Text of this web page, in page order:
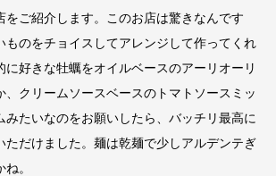
ご紹介します。このお店は驚きなんです
ものをチョイスしてアレンジして作ってくれ
に好きな牡蠣をオイルベースのアーリオーリ
、クリームソースベースのトマトソースミッ
みたいなのをお願いしたら、バッチリ最高に
ただけました。麺は乾麺で少しアルデンテぎ
。